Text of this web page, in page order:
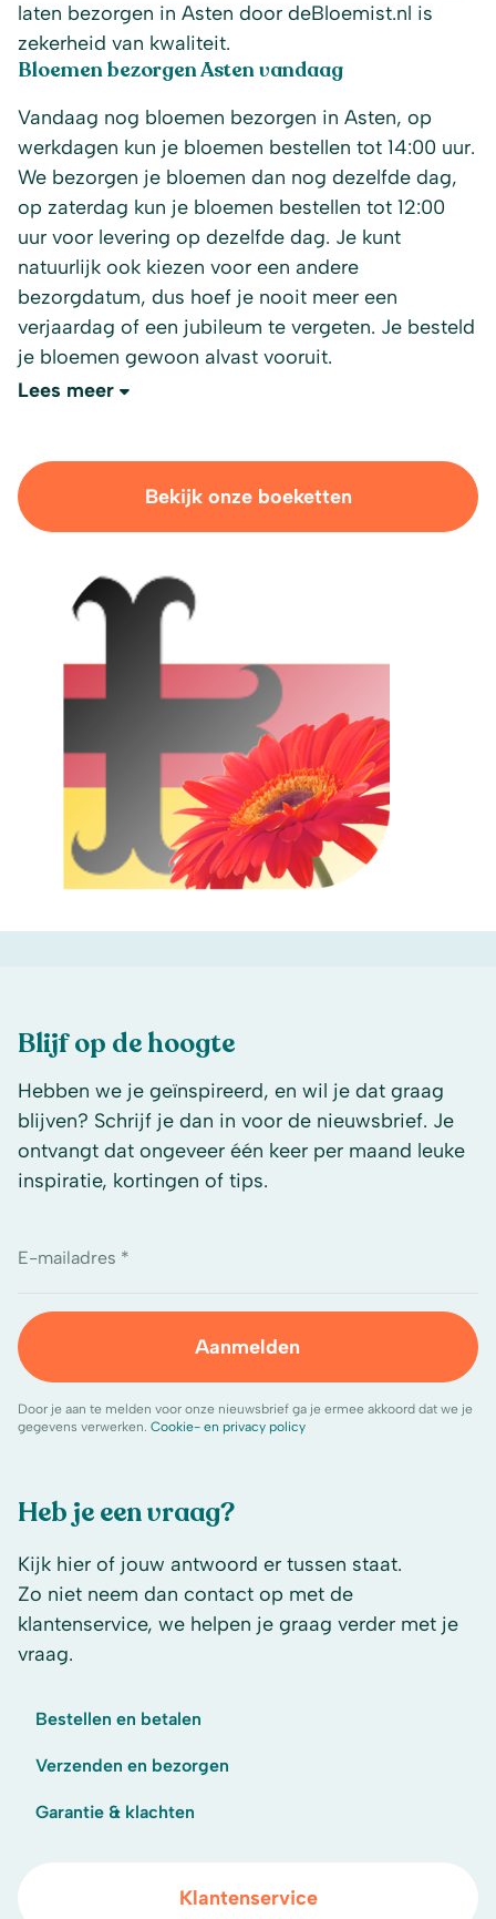
laten bezorgen in Asten door deBloemist.nl is
zekerheid van kwaliteit.
Bloemen bezorgen Asten vandaag
Vandaag nog bloemen bezorgen in Asten, op
werkdagen kun je bloemen bestellen tot 14:00 uur.
We bezorgen je bloemen dan nog dezelfde dag,
op zaterdag kun je bloemen bestellen tot 12:00
uur voor levering op dezelfde dag. Je kunt
natuurlijk ook kiezen voor een andere
bezorgdatum, dus hoef je nooit meer een
verjaardag of een jubileum te vergeten. Je besteld
je bloemen gewoon alvast vooruit.
Lees meer
Bekijk onze boeketten
Heb je een vraag?
Kijk hier of jouw antwoord er tussen staat.
Zo niet neem dan contact op met de
klantenservice, we helpen je graag verder met je
vraag.
Bestellen en betalen
Verzenden en bezorgen
Garantie & klachten
Klantenservice
Blijf op de hoogte
Hebben we je geïnspireerd, en wil je dat graag
blijven? Schrijf je dan in voor de nieuwsbrief. Je
ontvangt dat ongeveer één keer per maand leuke
inspiratie, kortingen of tips.
E-mailadres *
Aanmelden
Door je aan te melden voor onze nieuwsbrief ga je ermee akkoord dat we je
gegevens verwerken. Cookie- en privacy policy